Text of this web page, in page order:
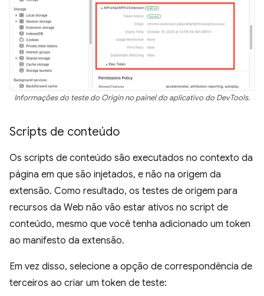
Informações do teste do Origin no painel do aplicativo do DevTools.
Scripts de conteúdo
Os scripts de conteúdo são executados no contexto da
página em que são injetados, e não na origem da
extensão. Como resultado, os testes de origem para
recursos da Web não vão estar ativos no script de
conteúdo, mesmo que você tenha adicionado um token
ao manifesto da extensão.
Em vez disso, selecione a opção de correspondência de
terceiros ao criar um token de teste: